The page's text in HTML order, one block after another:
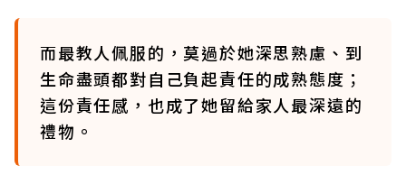
而最教人佩服的，莫過於她深思熟慮、到
生命盡頭都對自己負起責任的成熟態度；
這份責任感，也成了她留給家人最深遠的
禮物。